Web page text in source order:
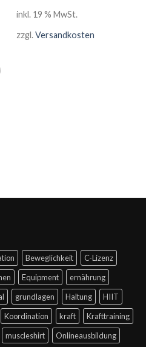
inkl. 19 % MwSt.
zzgl.Versandkosten
Beweglichkeit
C-Lizenz
Equipment
ernährung
grundlagen Haltung
HIIT
Koordination kraft
Krafttraining
muscleshirt
Onlineausbildung